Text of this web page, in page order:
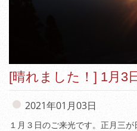
[晴れました！] 1月3
2021年01月03日
１月３日のご来光です。正月三